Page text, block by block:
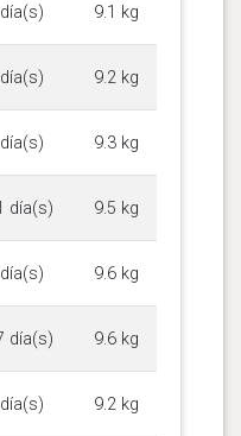
9.1 kg
9.2 kg
9.3 kg
día(s) 9.5 kg
9.6 kg
día(s) 9.6 kg
9.2 kg